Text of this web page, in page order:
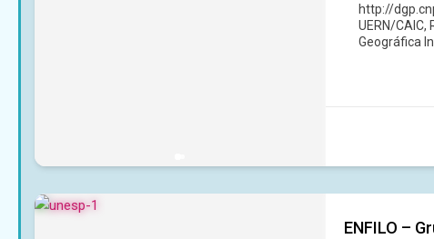
http://
UERN/CAIC,
Geográfica
ENFILO –